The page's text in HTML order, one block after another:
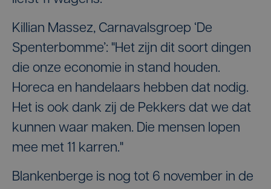
Killian Massez, Carnavalsgroep ‘De
Spenterbomme’: "Het zijn dit soort dingen
die onze economie in stand houden.
Horeca en handelaars hebben dat nodig.
Het is ook dank zij de Pekkers dat we dat
kunnen waar maken. Die mensen lopen
mee met 11 karren."
Blankenberge is nog tot 6 november in de